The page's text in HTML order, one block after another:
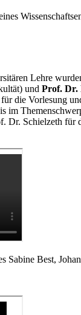
Lehre
und Prof. Dr.
die Vorlesung
im
Dr. Schielzeth
Sabine Best,